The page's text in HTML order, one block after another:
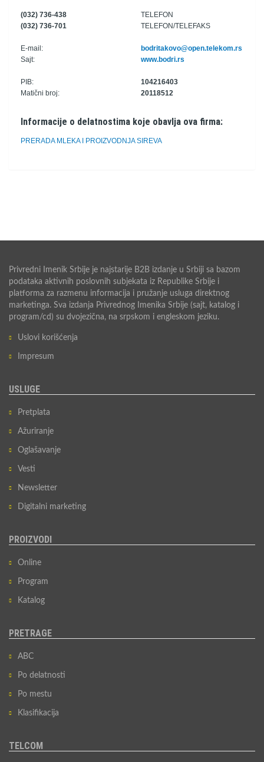
(032) 736-438
TELEFON
(032) 736-701
TELEFON/TELEFAKS
E-mail:
bodritakovo@open.telekom.rs
Sajt:
www.bodri.rs
PIB:
104216403
Matični broj:
20118512
Informacije o delatnostima koje obavlja ova firma:
PRERADA MLEKA I PROIZVODNJA SIREVA
Privredni Imenik Srbije je najstarije B2B izdanje u Srbiji sa bazom
podataka aktivnih poslovnih subjekata iz Republike Srbije i
platforma za razmenu informacija i pružanje usluga direktnog
marketinga. Sva izdanja Privrednog Imenika Srbije (sajt, katalog i
program/cd) su dvojezična, na srpskom i engleskom jeziku.
Uslovi korišćenja
Impresum
USLUGE
Pretplata
Ažuriranje
Oglašavanje
Vesti
Newsletter
Digitalni marketing
PROIZVODI
Online
Program
Katalog
PRETRAGE
ABC
Po delatnosti
Po mestu
Klasifikacija
TELCOM